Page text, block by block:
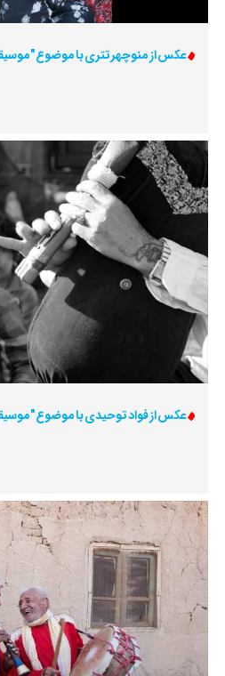
عکس از منوچهر تتری با موضوع
عکس از فواد توحیدی با موضوع